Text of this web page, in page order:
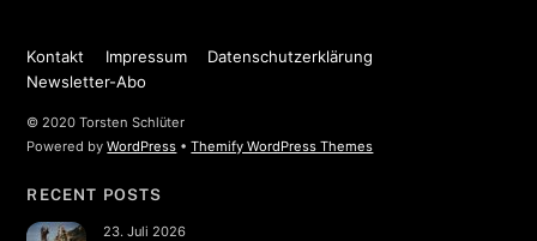
Kontakt Impressum
Datenschutzerklärung
Newsletter-Abo
© 2020 Torsten Schlüter
Powered byWordPress •Themify WordPress Themes
RECENT POSTS
23. Juli 2026